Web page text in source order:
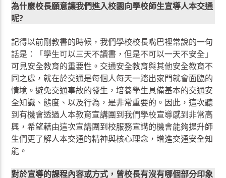
為什麼校長願意讓我們進入校園向學校師生宣導人本交通
呢?
記得以前剛教書的時候，我們學校校長嘴巴裡常說的一句
話是：「學生可以三天不讀書，但是不可以一天不安全」
可見安全教育的重要性。交通安全教育與其他安全教育不
同之處，就在於交通是每個人每天一踏出家門就會面臨的
情境。避免交通事故的發生，培養學生具備基本的交通安
全知識、態度、以及行為，是非常重要的。因此，這次聽
到有機會透過人本教育宣講團到我們學校宣導感到非常高
興，希望藉由這次宣講團到校服務宣講的機會能夠提升師
生們更了解人本交通的精神與核心理念，增進交通安全知
能。
對於宣導的課程內容或方式，曾校長有沒有哪個部分印象